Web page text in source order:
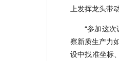
上发挥龙头带
“参加这
察新质生产力
设中找准坐标